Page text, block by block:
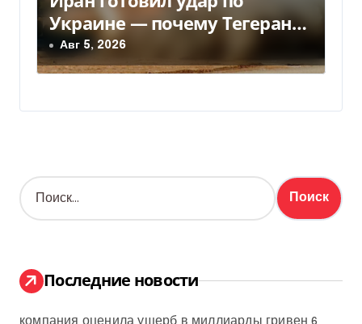
Украине — почему Тегеран
передумал
Авг 5, 2026
Н
а
:
Последние новости
компания оценила ущерб в миллиарды гривен 6